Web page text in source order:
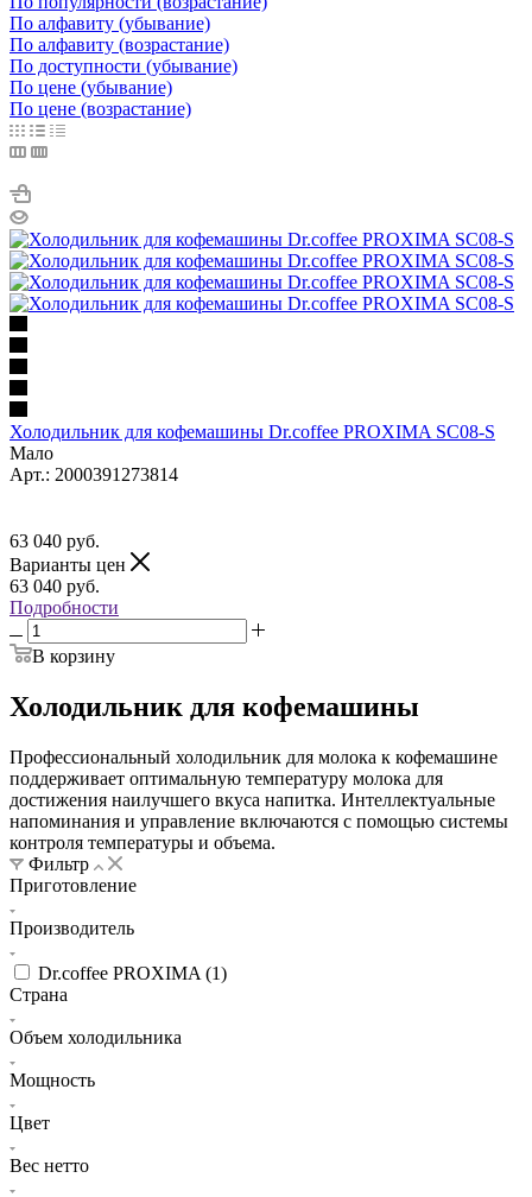
По алфавиту (убывание)
По алфавиту (возрастание)
По доступности (убывание)
По цене (убывание)
По цене (возрастание)
Холодильник для кофемашины Dr.coffee PROXIMA SC08-S
Мало
Арт.: 2000391273814
63 040 руб.
Варианты цен
63 040 руб.
Подробности
В корзину
Холодильник для кофемашины
Профессиональный холодильник для молока к кофемашине
поддерживает оптимальную температуру молока для
достижения наилучшего вкуса напитка. Интеллектуальные
напоминания и управление включаются с помощью системы
контроля температуры и объема.
Фильтр
Приготовление
Производитель
Dr.coffee PROXIMA (1)
Страна
Объем холодильника
Мощность
Цвет
Вес нетто